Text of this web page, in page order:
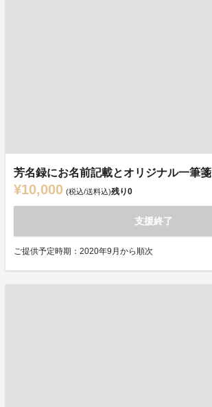
芳名録にお名前記載とオリジナル一筆箋
¥10,000 (税込/送料込)残り0
支援終了
ご提供予定時期：2020年9月から順次